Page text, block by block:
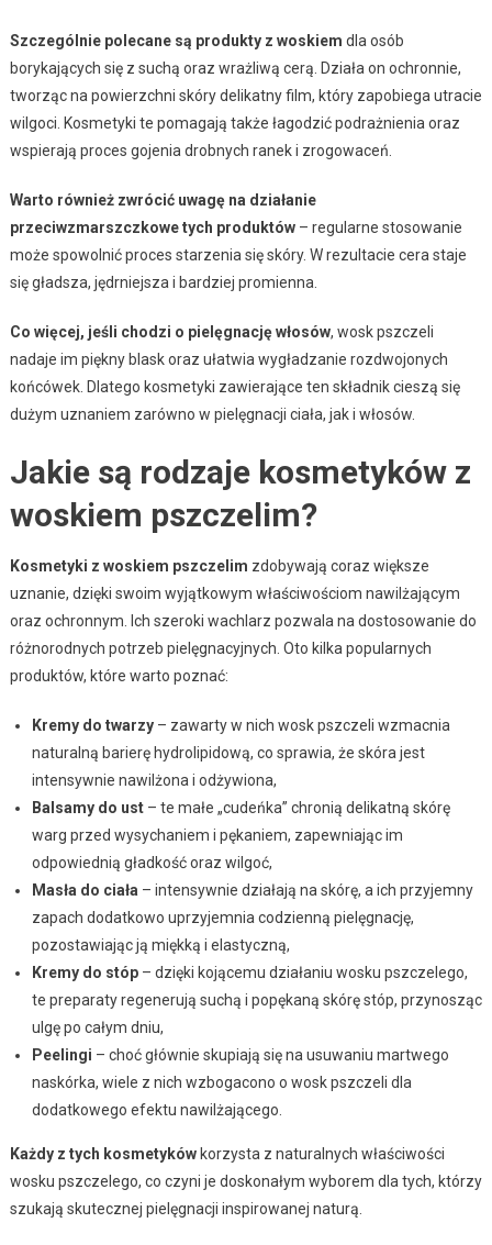
Szczególnie polecane są produkty z woskiem dla osób
borykających się z suchą oraz wrażliwą cerą. Działa on ochronnie,
tworząc na powierzchni skóry delikatny film, który zapobiega utracie
wilgoci. Kosmetyki te pomagają także łagodzić podrażnienia oraz
wspierają proces gojenia drobnych ranek i zrogowaceń.
Warto również zwrócić uwagę na działanie
przeciwzmarszczkowe tych produktów– regularne stosowanie
może spowolnić proces starzenia się skóry. W rezultacie cera staje
się gładsza, jędrniejsza i bardziej promienna.
Co więcej, jeśli chodzi o pielęgnację włosów, wosk pszczeli
nadaje im piękny blask oraz ułatwia wygładzanie rozdwojonych
końcówek. Dlatego kosmetyki zawierające ten składnik cieszą się
dużym uznaniem zarówno w pielęgnacji ciała, jak i włosów.
Jakie są rodzaje kosmetyków z
woskiem pszczelim?
Kosmetyki z woskiem pszczelim zdobywają coraz większe
uznanie, dzięki swoim wyjątkowym właściwościom nawilżającym
oraz ochronnym. Ich szeroki wachlarz pozwala na dostosowanie do
różnorodnych potrzeb pielęgnacyjnych. Oto kilka popularnych
produktów, które warto poznać:
Kremy do twarzy– zawarty w nich wosk pszczeli wzmacnia
naturalną barierę hydrolipidową, co sprawia, że skóra jest
intensywnie nawilżona i odżywiona,
Balsamy do ust– te małe „cudeńka” chronią delikatną skórę
warg przed wysychaniem i pękaniem, zapewniając im
odpowiednią gładkość oraz wilgoć,
Masła do ciała – intensywnie działają na skórę, a ich przyjemny
zapach dodatkowo uprzyjemnia codzienną pielęgnację,
pozostawiając ją miękką i elastyczną,
Kremy do stóp– dzięki kojącemu działaniu wosku pszczelego,
te preparaty regenerują suchą i popękaną skórę stóp, przynosząc
ulgę po całym dniu,
Peelingi – choć głównie skupiają się na usuwaniu martwego
naskórka, wiele z nich wzbogacono o wosk pszczeli dla
dodatkowego efektu nawilżającego.
Każdy z tych kosmetykówkorzysta z naturalnych właściwości
wosku pszczelego, co czyni je doskonałym wyborem dla tych, którzy
szukają skutecznej pielęgnacji inspirowanej naturą.